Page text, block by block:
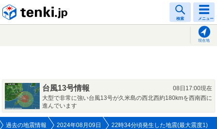
検索 メニュー
現在地
台風13号情報
08日17:00現在
大型で非常に強い台風13号が久米島の西北西約180kmを西南西に
進んでいます
過去の地震情報 2024年08月09日 22時34分頃発生した地震(最大震度1)